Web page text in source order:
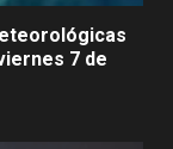
7 de